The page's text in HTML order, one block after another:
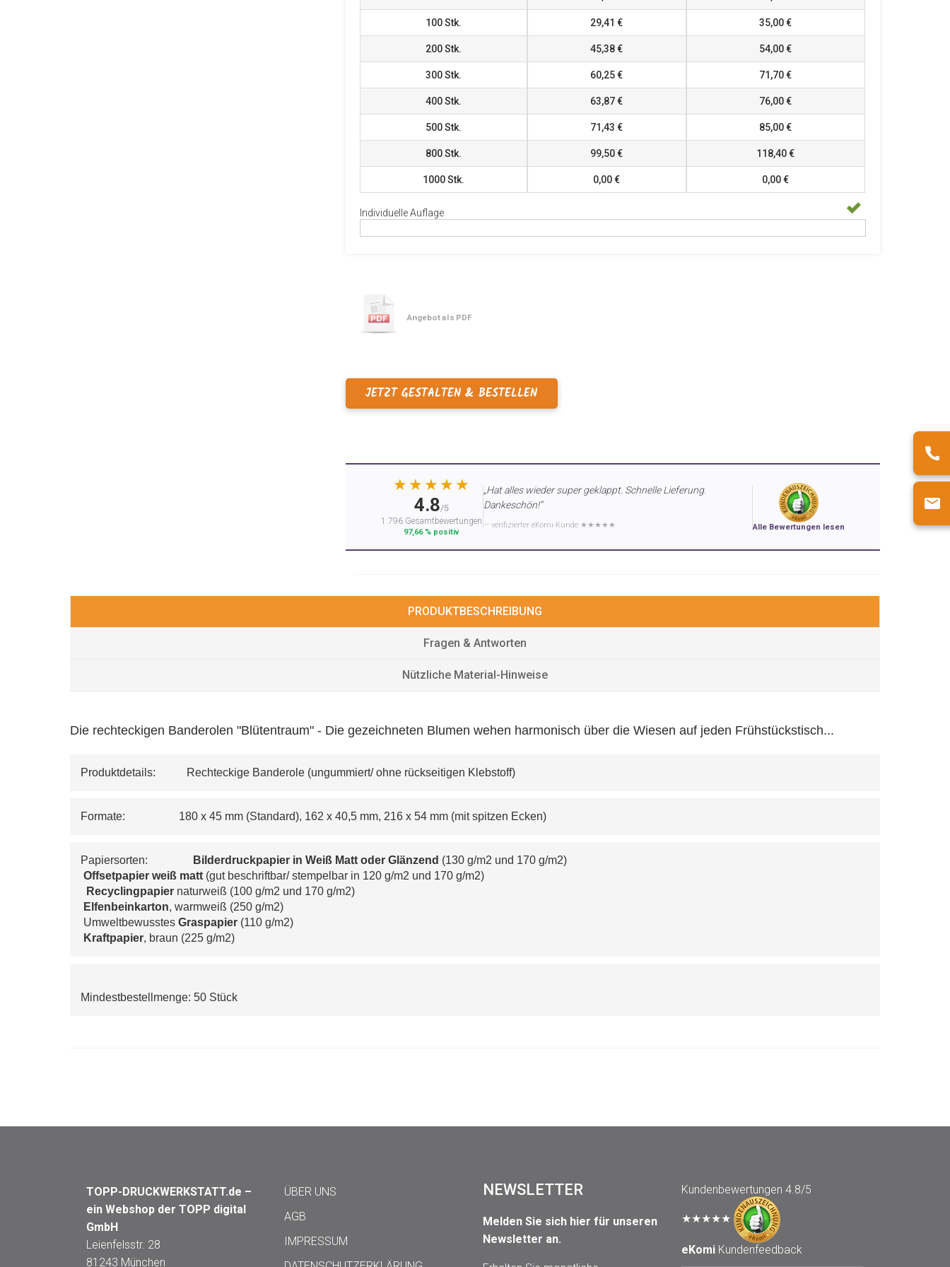
100Stk. 29,41 € 35,00 €
200Stk. 45,38 € 54,00 €
300Stk. 60,25 € 71,70 €
400Stk. 63,87 € 76,00 €
500Stk. 71,43 € 85,00 €
800Stk. 99,50 € 118,40 €
1000Stk. 0,00 € 0,00 €
Individuelle Auflage
Angebot als PDF
JETZT GESTALTEN & BESTELLEN
★★★★★
4.8/5
1.796 Gesamtbewertungen
97,66 % positiv
„Hat alles wieder super geklappt. Schnelle Lieferung.
Dankeschön!“
— verifizierter eKomi-Kunde ★★★★★ Alle Bewertungen lesen
PRODUKTBESCHREIBUNG
Fragen & Antworten
Nützliche Material-Hinweise
Die rechteckigen Banderolen "Blütentraum" - Die gezeichneten Blumen wehen harmonisch über die Wiesen auf jeden Frühstückstisch...
Produktdetails:           Rechteckige Banderole (ungummiert/ ohne rückseitigen Klebstoff)
Formate:                   180 x 45 mm (Standard), 162 x 40,5 mm, 216 x 54 mm (mit spitzen Ecken)
Papiersorten: Bilderdruckpapier in Weiß Matt oder Glänzend (130 g/m2 und 170 g/m2)
Offsetpapier weiß matt (gut beschriftbar/ stempelbar in 120 g/m2 und 170 g/m2)
Recyclingpapier naturweiß (100 g/m2 und 170 g/m2)
Elfenbeinkarton, warmweiß (250 g/m2)
Umweltbewusstes Graspapier (110 g/m2)
Kraftpapier, braun (225 g/m2)
Mindestbestellmenge: 50 Stück
TOPP-DRUCKWERKSTATT.de –
ein Webshop der TOPP digital
GmbH
Leienfelsstr. 28
81243 München
ÜBER UNS
AGB
IMPRESSUM
NEWSLETTER
Melden Sie sich hier für unseren
Newsletter an.
Kundenbewertungen 4.8/5
★★★★★
eKomiKundenfeedback